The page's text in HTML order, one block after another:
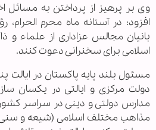
وی بر پرهیز از پرداختن به مسائل
افزود: در آستانه ماه محرم
بانیان مجالس عزاداری از علماء و
اسلامی برای سخنرانی دعوت کنند.
مسئول بلند پایه پاکستان در ایالت
دولت مرکزی و ایالتی در یکسان
مدارس دولتی و دینی در سراسر
مذاهب مختلف اسلامی (شیعه و سنی)